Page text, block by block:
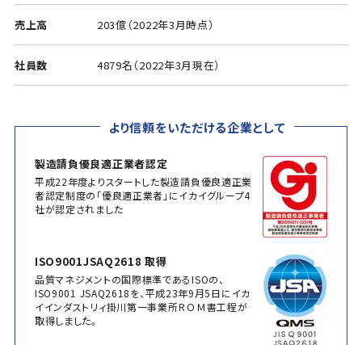
売上高 203億（2022年3月時点）
社員数 4879名（2022年3月現在）
より信頼をいただける企業として
製造請負優良適正業者認定
平成22年度よりスタートした製造請負優良適正業
者認定制度の「優良適正業者」にイカイグループ4
社が認定されました
ISO9001JSAQ2618 取得
品質マネジメントの国際標準であるISOの、
ISO9001 JSAQ2618を、平成23年9月5日にイカ
イインダストリィ掛川第一事業所ＲＯＭ書工程が
取得しました。